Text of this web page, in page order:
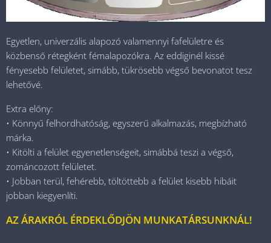
Egyetlen, univerzális alapozó valamennyi fafelületre és
közbenső rétegként fémalapozókra. Az eddiginél kissé
fényesebb felületet, simább, tükrösebb végső bevonatot tesz
lehetővé.
Extra előny:
• Könnyű felhordhatóság, egyszerű alkalmazás, megbízható
márka.
• Kitölti a felület egyenetlenségeit, simábbá teszi a végső,
zománcozott felületet.
• Jobban terül, fehérebb, töltöttebb a felület kisebb hibáit
jobban kiegyenlíti.
AZ ÁRAKRÓL ÉRDEKLŐDJÖN MUNKATÁRSUNKNÁL!